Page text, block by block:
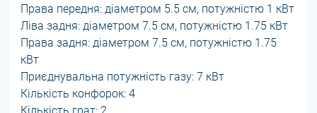
Права передня: діаметром 5.5 см, потужністю 1 кВт
Ліва задня: діаметром 7.5 см, потужністю 1.75 кВт
Права задня: діаметром 7.5 см, потужністю 1.75
кВт
Приєднувальна потужність газу: 7 кВт
Кількість конфорок: 4